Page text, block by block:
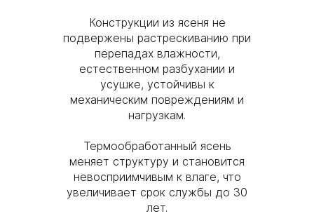
Конструкции из ясеня не
подвержены растрескиванию при
перепадах влажности,
естественном разбухании и
усушке, устойчивы к
механическим повреждениям и
нагрузкам.
Термообработанный ясень
меняет структуру и становится
невосприимчивым к влаге, что
увеличивает срок службы до 30
лет.